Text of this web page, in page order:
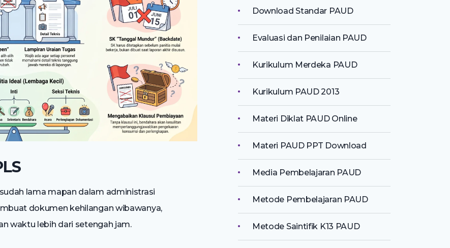
lama mapan dalam administrasi
dokumen kehilangan wibawanya,
waktu lebih dari setengah jam.
Download Standar PAUD
Evaluasi dan Penilaian PAUD
Kurikulum Merdeka PAUD
Kurikulum PAUD 2013
Materi Diklat PAUD Online
Materi PAUD PPT Download
Media Pembelajaran PAUD
Metode Pembelajaran PAUD
Metode Saintifik K13 PAUD